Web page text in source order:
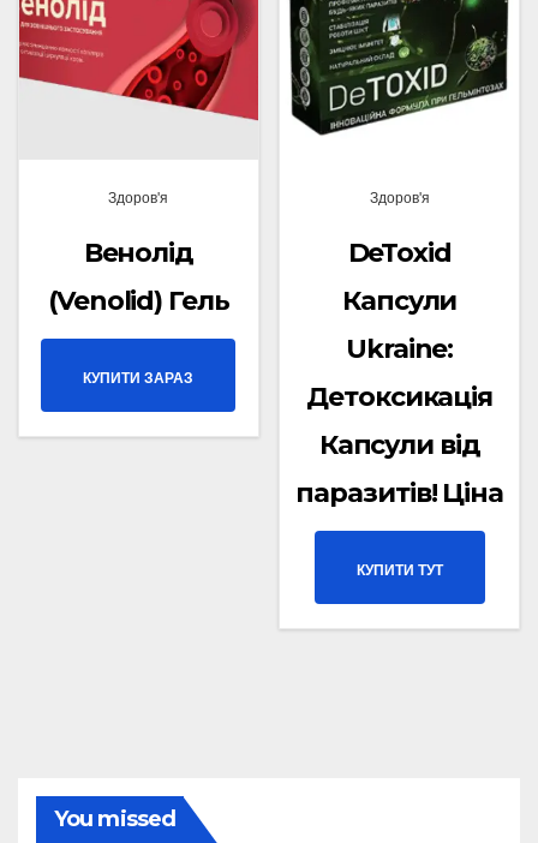
Здоров'я
Венолід
(Venolid) Гель
КУПИТИ ЗАРАЗ
Здоров'я
DeToxid
Капсули
Ukraine:
Детоксикація
Капсули від
паразитів! Ціна
КУПИТИ ТУТ
You missed